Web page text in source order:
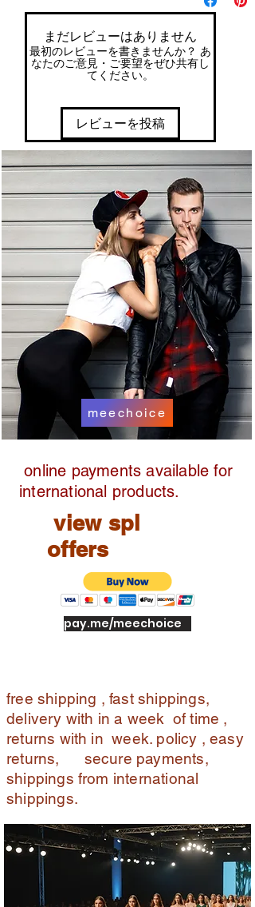
まだレビューはありません
最初のレビューを書きませんか？ あ
なたのご意見・ご要望をぜひ共有し
てください。
レビューを投稿
meechoice
online payments available for
international products.
view spl
offers
pay.me/meechoice
free shipping , fast shippings,
delivery with in a week of time ,
returns with in week. policy , easy
returns, secure payments,
shippings from international
shippings.